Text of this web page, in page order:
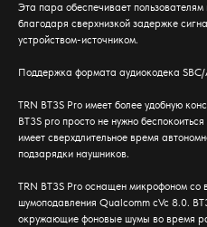
Эта пара обеспечивает
благодаря сверхнизкой задержке
устройством-источником.
Поддержка формата аудиокодека
TRN BT3S Pro имеет более удобную
BT3S pro просто не нужно
имеет сверхдлительное время
подзарядки наушников.
TRN BT3S Pro оснащен микрофоном со
шумоподавления Qualcomm cVc 8.0.
окружающие фоновые шумы во время